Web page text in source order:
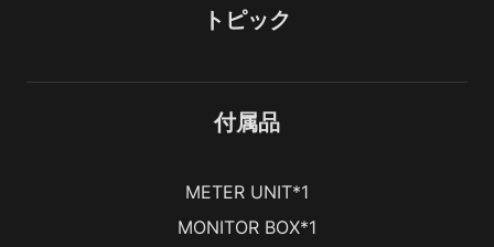
トピック
付属品
METER UNIT*1
MONITOR BOX*1